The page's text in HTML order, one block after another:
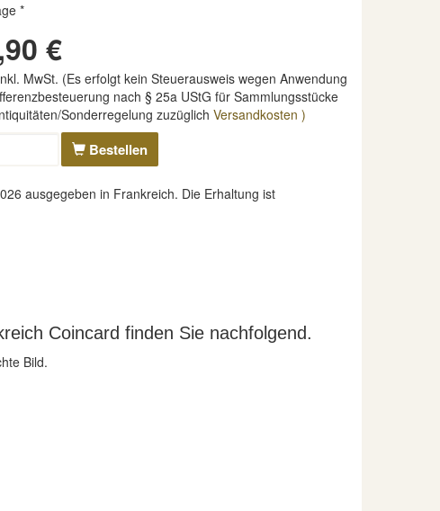
*
€
MwSt. (Es erfolgt kein Steuerausweis wegen Anwendung
nach § 25a UStG für Sammlungsstücke
Sonderregelung zuzüglich Versandkosten )
Bestellen
ausgegeben in Frankreich. Die Erhaltung ist
Coincard finden Sie nachfolgend.
Bild.